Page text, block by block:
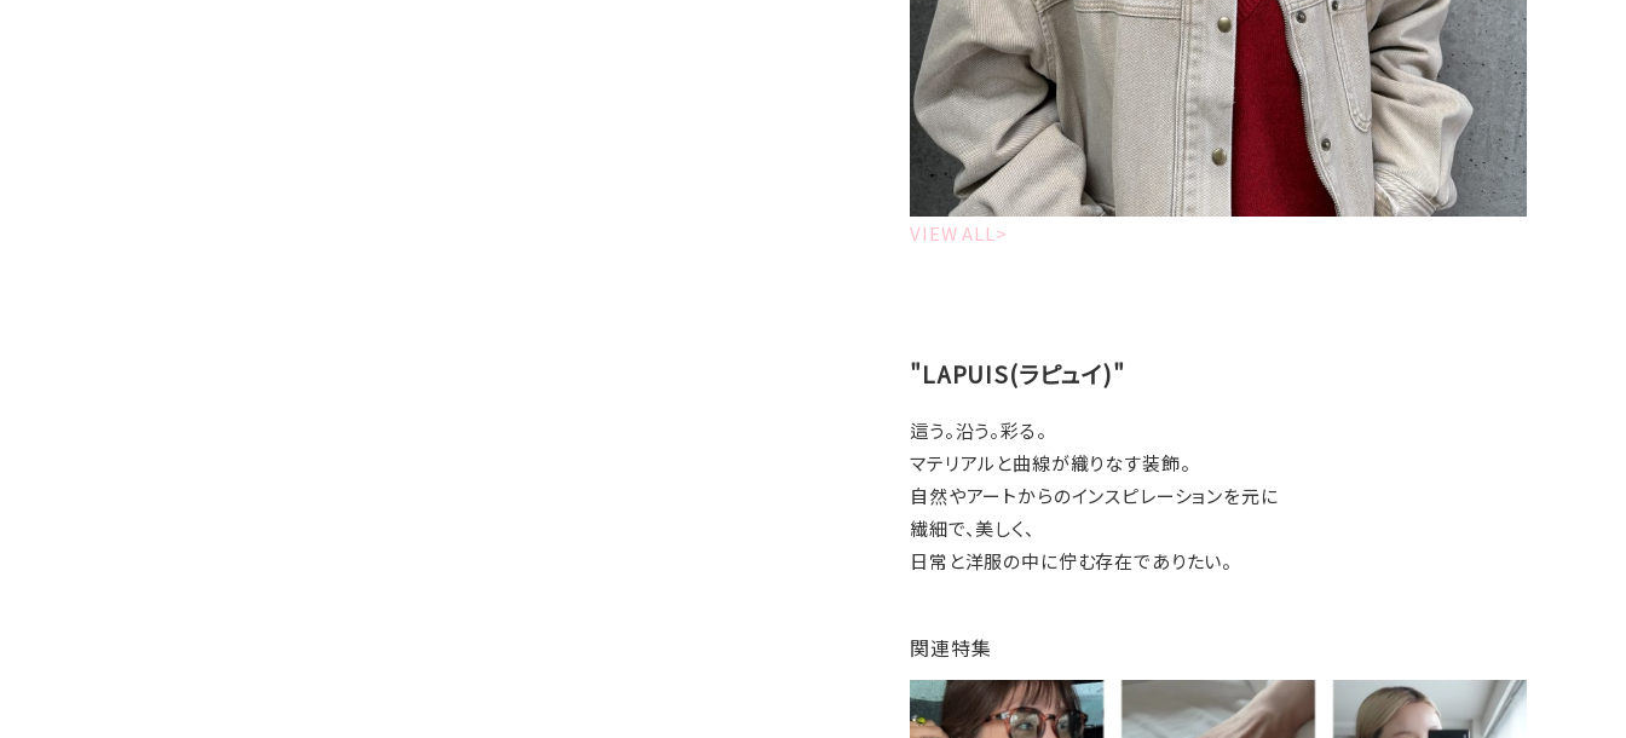
VIEW ALL>
"LAPUIS(ラピュイ)"
這う。沿う。彩る。
マテリアルと曲線が織りなす装飾。
自然やアートからのインスピレーションを元に
繊細で、美しく、
日常と洋服の中に佇む存在でありたい。
関連特集